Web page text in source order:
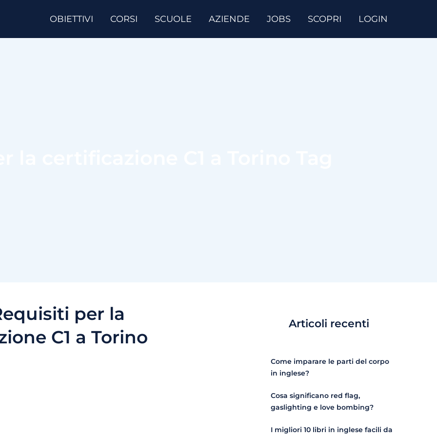
OBIETTIVI CORSI SCUOLE AZIENDE JOBS SCOPRI LOGIN
per la
C1 a Torino
Articoli recenti
Come imparare le parti del corpo
in inglese?
Cosa significano red flag,
gaslighting e love bombing?
I migliori 10 libri in inglese facili da